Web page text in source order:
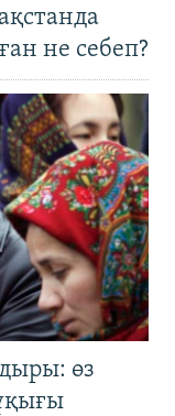
не себеп?
өз